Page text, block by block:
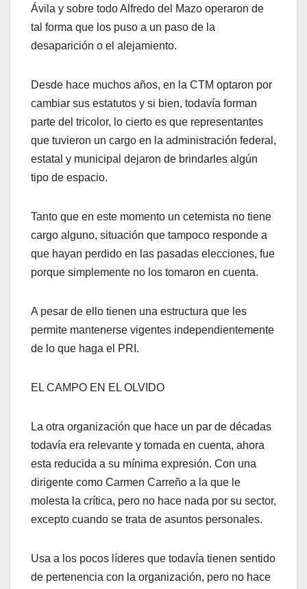
Ávila y sobre todo Alfredo del Mazo operaron de
tal forma que los puso a un paso de la
desaparición o el alejamiento.
Desde hace muchos años, en la CTM optaron por
cambiar sus estatutos y si bien, todavía forman
parte del tricolor, lo cierto es que representantes
que tuvieron un cargo en la administración federal,
estatal y municipal dejaron de brindarles algún
tipo de espacio.
Tanto que en este momento un cetemista no tiene
cargo alguno, situación que tampoco responde a
que hayan perdido en las pasadas elecciones, fue
porque simplemente no los tomaron en cuenta.
A pesar de ello tienen una estructura que les
permite mantenerse vigentes independientemente
de lo que haga el PRI.
EL CAMPO EN EL OLVIDO
La otra organización que hace un par de décadas
todavía era relevante y tomada en cuenta, ahora
esta reducida a su mínima expresión. Con una
dirigente como Carmen Carreño a la que le
molesta la crítica, pero no hace nada por su sector,
excepto cuando se trata de asuntos personales.
Usa a los pocos líderes que todavía tienen sentido
de pertenencia con la organización, pero no hace